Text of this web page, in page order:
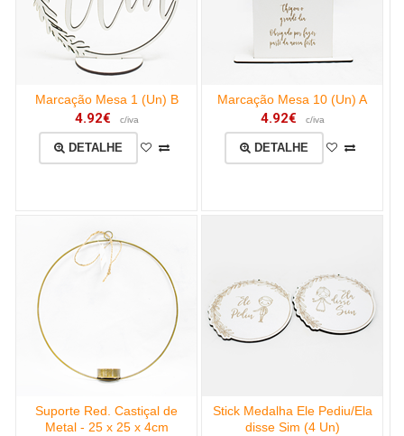
Marcação Mesa 1 (Un) B
4.92€ c/iva
DETALHE
Marcação Mesa 10 (Un) A
4.92€ c/iva
DETALHE
Suporte Red. Castiçal de
Metal - 25 x 25 x 4cm
Stick Medalha Ele Pediu/Ela
disse Sim (4 Un)